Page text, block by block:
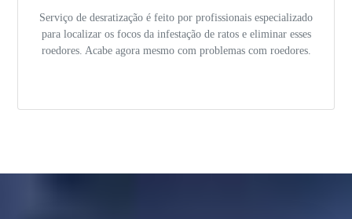
Serviço de desratização é feito por profissionais especializado
para localizar os focos da infestação de ratos e eliminar esses
roedores. Acabe agora mesmo com problemas com roedores.